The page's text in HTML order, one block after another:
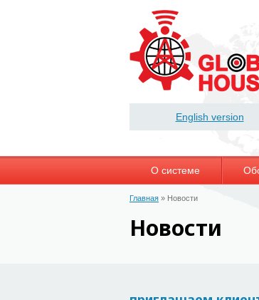
English version
О системе
Главная » Новости
Новости